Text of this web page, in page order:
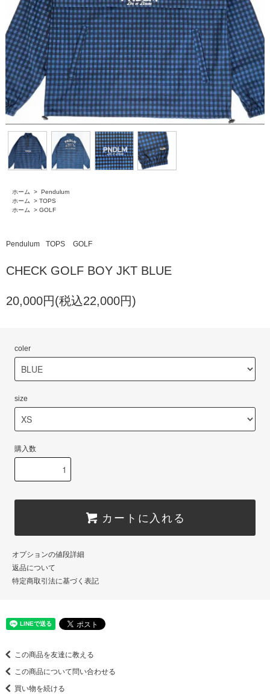
ホーム >
Pendulum
ホーム
> TOPS
ホーム
> GOLF
Pendulum TOPS GOLF
CHECK GOLF BOY JKT BLUE
20,000円(税込22,000円)
coler
size
購入数
カートに入れる
オプションの値段詳細
返品について
特定商取引法に基づく表記
この商品を友達に教える
この商品について問い合わせる
買い物を続ける